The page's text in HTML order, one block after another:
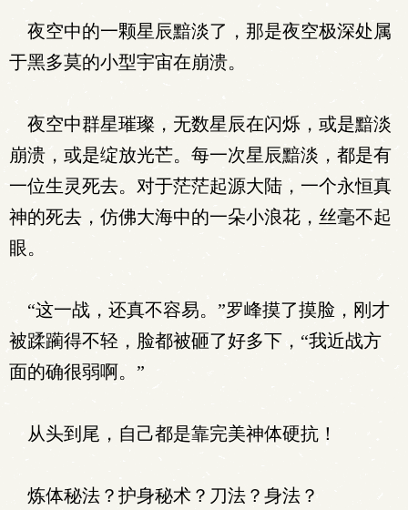
夜空中的一颗星辰黯淡了，那是夜空极深处属
于黑多莫的小型宇宙在崩溃。
夜空中群星璀璨，无数星辰在闪烁，或是黯淡
崩溃，或是绽放光芒。每一次星辰黯淡，都是有
一位生灵死去。对于茫茫起源大陆，一个永恒真
神的死去，仿佛大海中的一朵小浪花，丝毫不起
眼。
“这一战，还真不容易。”罗峰摸了摸脸，刚才
被蹂躏得不轻，脸都被砸了好多下，“我近战方
面的确很弱啊。”
从头到尾，自己都是靠完美神体硬抗！
炼体秘法？护身秘术？刀法？身法？